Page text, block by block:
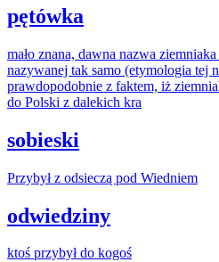
pętówka
mało znana, dawna nazwa
nazywanej tak samo (etymologia tej
prawdopodobnie z faktem, iż
do Polski z dalekich kra
sobieski
Przybyłz odsieczą pod Wiedniem
odwiedziny
ktoś przybyłdo kogoś